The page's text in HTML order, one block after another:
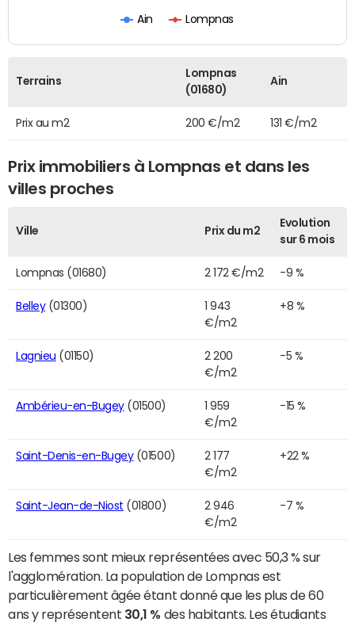
Ain Lompnas
Terrains
Lompnas
(01680)
Ain
Prix au m2 200 €/m2 131 €/m2
Prix immobiliers à Lompnas et dans les
villes proches
Ville Prix du m2
Evolution
sur 6 mois
Lompnas (01680) 2 172 €/m2 -9 %
Belley(01300)
1 943
€/m2
+8 %
Lagnieu (01150)
2 200
€/m2
-5 %
Ambérieu-en-Bugey(01500)
1 959
€/m2
-15 %
Saint-Denis-en-Bugey(01500)
2 177
€/m2
+22 %
Saint-Jean-de-Niost (01800)
2 946
€/m2
-7 %
Les femmes sont mieux représentées avec 50,3 % sur
l'agglomération. La population de Lompnas est
particulièrement âgée étant donné que les plus de 60
ans y représentent 30,1 % des habitants. Les étudiants